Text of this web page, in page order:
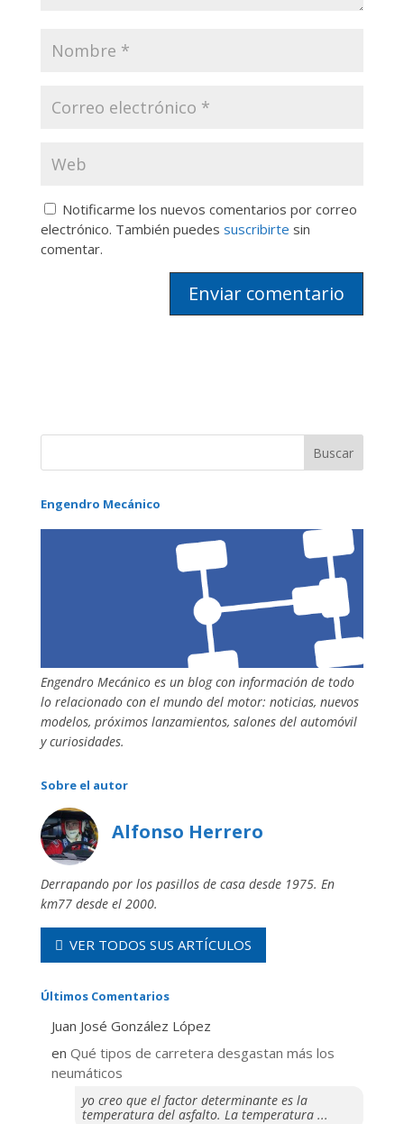
Notificarme los nuevos comentarios por correo
electrónico. También puedes suscribirte sin
comentar.
Engendro Mecánico
Engendro Mecánico es un blog con información de todo
lo relacionado con el mundo del motor: noticias, nuevos
modelos, próximos lanzamientos, salones del automóvil
y curiosidades.
Sobre el autor
Alfonso Herrero
Derrapando por los pasillos de casa desde 1975. En
km77 desde el 2000.
VER TODOS SUS ARTÍCULOS
Últimos Comentarios
Juan José González López
en Qué tipos de carretera desgastan más los
neumáticos
yo creo que el factor determinante es la
temperatura del asfalto. La temperatura ...